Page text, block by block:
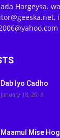
Hargeysa.
Dab Iyo Cadho
January 18, 2018
Maamul Mise